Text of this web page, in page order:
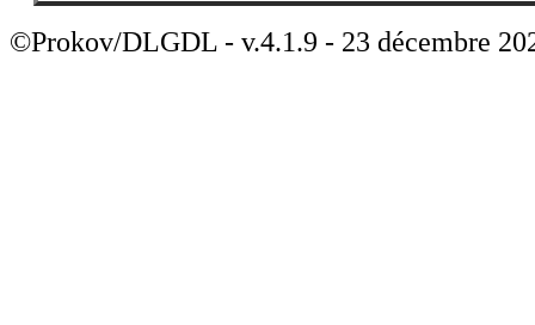
©Prokov/DLGDL - v.4.1.9 - 23 décembre